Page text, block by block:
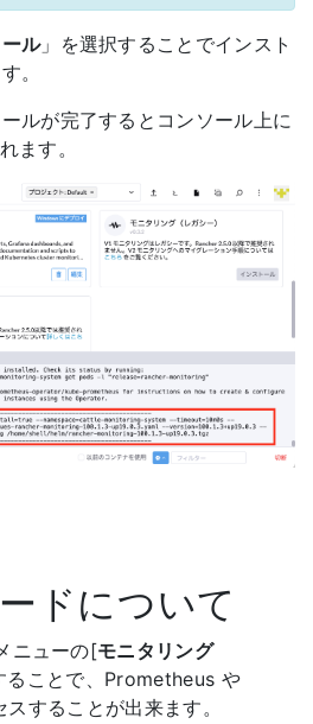
ル」を選択することでインスト
。
ルが完了するとコンソール上に
ます。
ドについて
ニューの[モニタリング
ることで、Prometheus や
することが出来ます。